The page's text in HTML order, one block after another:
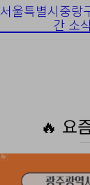
서울특별시중랑
간 소
🔥 요